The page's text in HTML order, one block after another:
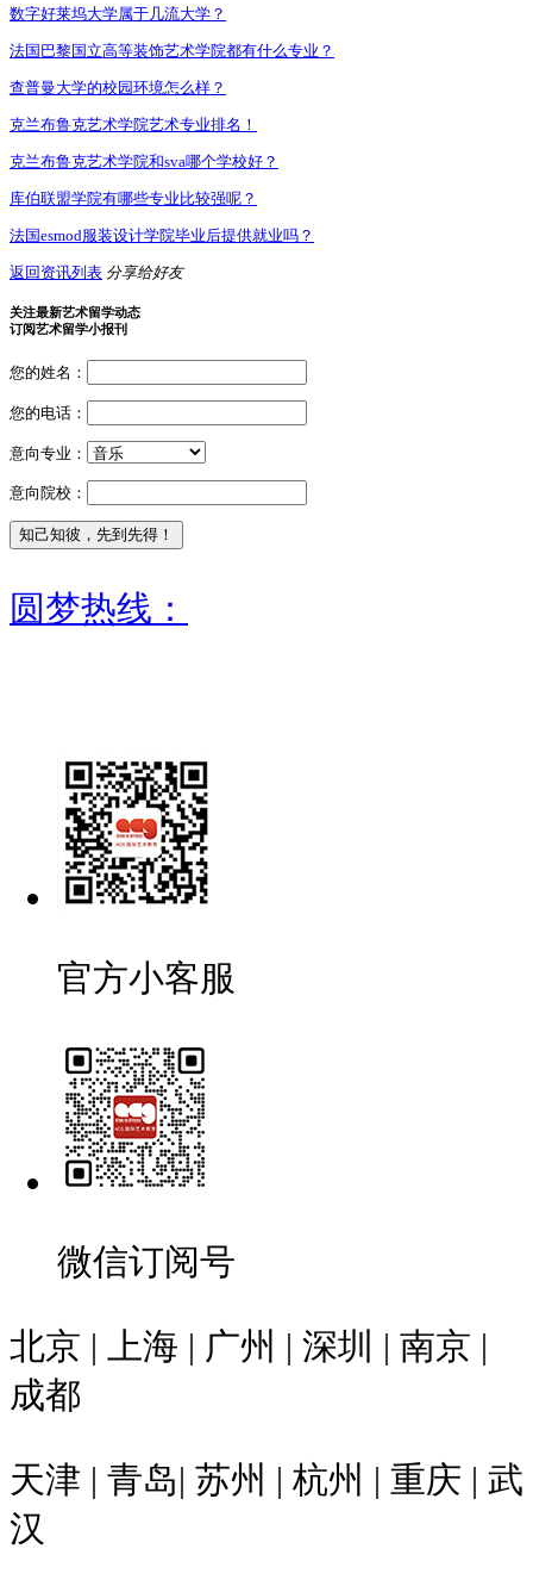
数字好莱坞大学属于几流大学？
法国巴黎国立高等装饰艺术学院都有什么专业？
查普曼大学的校园环境怎么样？
克兰布鲁克艺术学院艺术专业排名！
克兰布鲁克艺术学院和sva哪个学校好？
库伯联盟学院有哪些专业比较强呢？
法国esmod服装设计学院毕业后提供就业吗？
返回资讯列表 分享给好友
关注最新艺术留学动态
订阅艺术留学小报刊
您的姓名：
您的电话：
意向专业：
意向院校：
圆梦热线：
官方小客服
微信订阅号
北京 | 上海 | 广州 | 深圳 | 南京 |
成都
天津 | 青岛| 苏州 | 杭州 | 重庆 | 武
汉